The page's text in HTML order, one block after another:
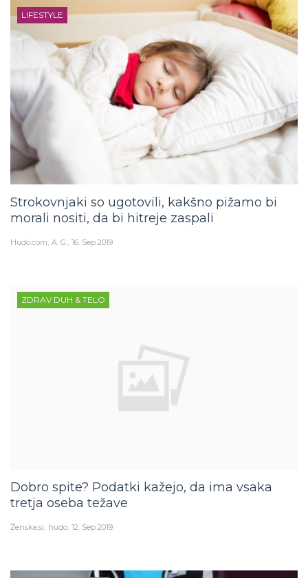
LIFESTYLE
Strokovnjaki so ugotovili, kakšno pižamo bi
morali nositi, da bi hitreje zaspali
Hudo.com A. G. 16. Sep 2019
ZDRAV DUH & TELO
Dobro spite? Podatki kažejo, da ima vsaka
tretja oseba težave
Ženska.si hudo 12. Sep 2019